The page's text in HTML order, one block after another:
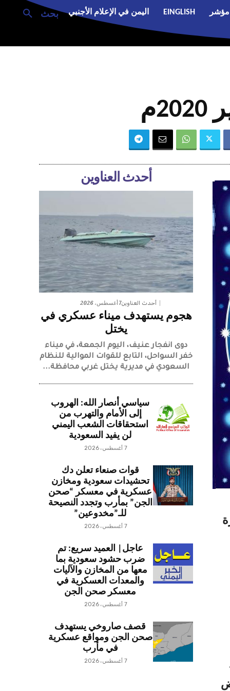
بحث مؤشر EINGLISH اليمن في الإعلام الأجنبي
أحدث العناوين
أحدث العناوين7 أغسطس، 2026
هجوم يستهدف ميناء عسكري في
يختل
دوى انفجار عنيف، اليوم الجمعة، في ميناء
خفر السواحل، التابع للقوات الموالية للنظام
السعودي في مديرية يختل غربي محافظة...
سياسي أنصار الله: الهروب
إلى الأمام والتهرب من
استحقاقات الشعب اليمني
لن يفيد السعودية
7 أغسطس، 2026
قوات صنعاء تعلن دك
تحشيدات سعودية ومخازن
عسكرية في معسكر “صحن
الجن” بمأرب وتجدد النصيحة
للـ”مخدوعين”
7 أغسطس، 2026
عاجل| العميد سريع: تم
ضرب حشود سعودية بما
معها من المخازن والآليات
والمعدات العسكرية في
معسكر صحن الجن
7 أغسطس، 2026
قصف صاروخي يستهدف
صحن الجن ومواقع عسكرية
في مأرب
7 أغسطس، 2026